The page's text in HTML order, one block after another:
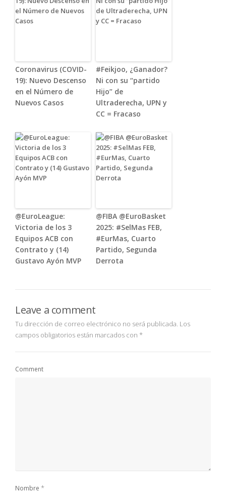
Coronavirus (COVID-
19): Nuevo Descenso
en el Número de
Nuevos Casos
#Feikjoo, ¿Ganador?
Ni con su “partido
Hijo” de
Ultraderecha, UPN y
CC = Fracaso
@EuroLeague:
Victoria de los 3
Equipos ACB con
Contrato y (14)
Gustavo Ayón MVP
@FIBA @EuroBasket
2025: #SelMas FEB,
#EurMas, Cuarto
Partido, Segunda
Derrota
Leave a comment
Tu dirección de correo electrónico no será publicada. Los
campos obligatorios están marcados con *
Comment
Nombre *